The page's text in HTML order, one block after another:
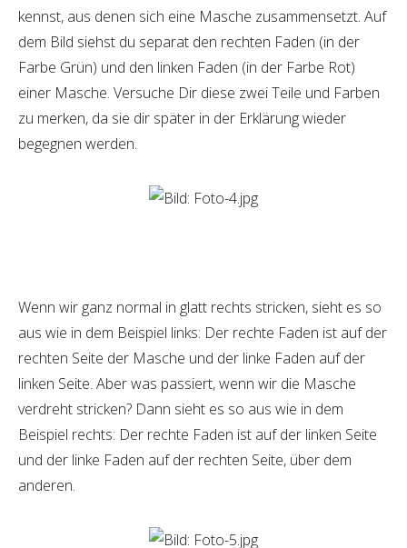
kennst, aus denen sich eine Masche zusammensetzt. Auf
dem Bild siehst du separat den rechten Faden (in der
Farbe Grün) und den linken Faden (in der Farbe Rot)
einer Masche. Versuche Dir diese zwei Teile und Farben
zu merken, da sie dir später in der Erklärung wieder
begegnen werden.
Wenn wir ganz normal in glatt rechts stricken, sieht es so
aus wie in dem Beispiel links: Der rechte Faden ist auf der
rechten Seite der Masche und der linke Faden auf der
linken Seite. Aber was passiert, wenn wir die Masche
verdreht stricken? Dann sieht es so aus wie in dem
Beispiel rechts: Der rechte Faden ist auf der linken Seite
und der linke Faden auf der rechten Seite, über dem
anderen.